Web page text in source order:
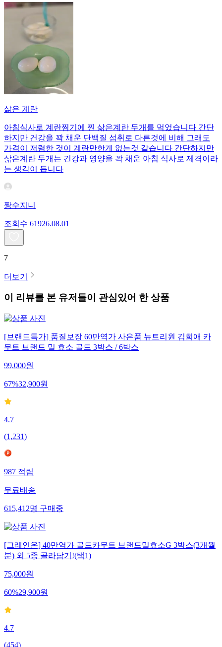
삶은 계란
아침식사로 계란찜기에 찐 삶은계란 두개를 먹었습니다 간단
하지만 건강을 꽉 채운 단백질 섭취로 다른것에 비해 그래도
가격이 저렴한 것이 계란만한게 없는것 같습니다 간단하지만
삶은계란 두개는 건강과 영양을 꽉 채운 아침 식사로 제격이라
는 생각이 듭니다
짱수지니
조회수 61926.08.01
7
더보기
이 리뷰를 본 유저들이 관심있어 한 상품
[브랜드특가] 품질보장 60만역가 사은품 뉴트리원 김희애 카
무트 브랜드 밀 효소 골드 3박스 / 6박스
99,000원
67%32,900원
4.7
(1,231)
987 적립
무료배송
615,412명 구매중
[그레인온] 40만역가 골드카무트 브랜드밀효소G 3박스(3개월
분) 외 5종 골라담기!(택1)
75,000원
60%29,900원
4.7
(454)